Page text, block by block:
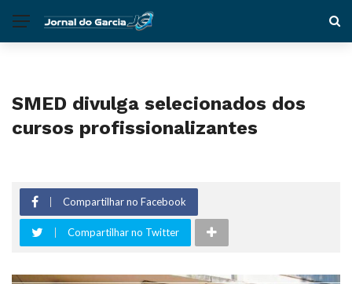
SMED divulga selecionados dos
cursos profissionalizantes
Compartilhar no Facebook
Compartilhar no Twitter